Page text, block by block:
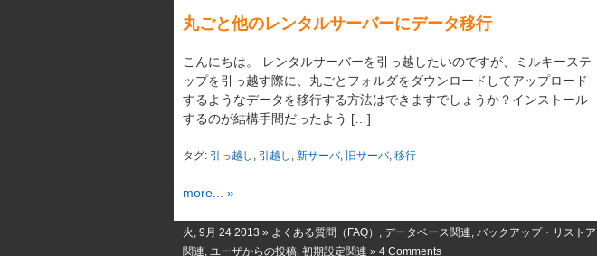
丸ごと他のレンタルサーバーにデータ移行
こんにちは。 レンタルサーバーを引っ越したいのですが、ミルキーステ
ップを引っ越す際に、丸ごとフォルダをダウンロードしてアップロード
するようなデータを移行する方法はできますでしょうか？インストール
するのが結構手間だったよう […]
タグ: 引っ越し , 引越し , 新サーバ, 旧サーバ, 移行
more... »
火, 9月 24 2013 » よくある質問（FAQ） , データベース関連, バックアップ・リストア
関連, ユーザからの投稿, 初期設定関連 » 4 Comments